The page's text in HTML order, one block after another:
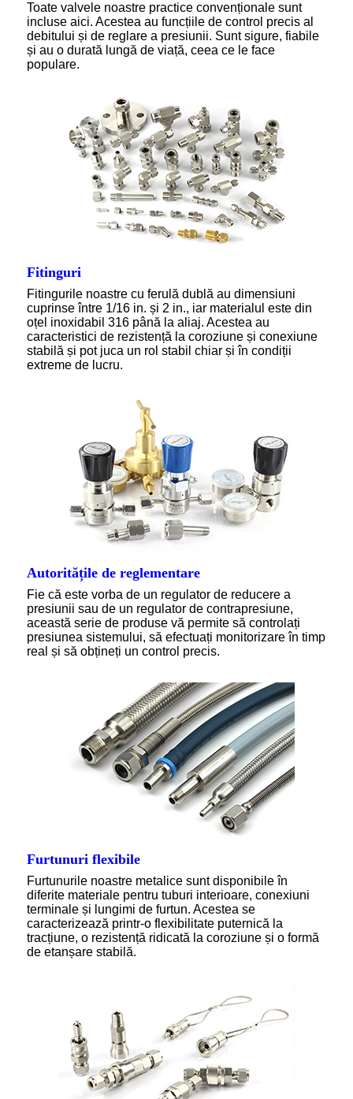
Toate valvele noastre practice convenționale sunt
incluse aici. Acestea au funcțiile de control precis al
debitului și de reglare a presiunii. Sunt sigure, fiabile
și au o durată lungă de viață, ceea ce le face
populare.
Fitinguri
Fitingurile noastre cu ferulă dublă au dimensiuni
cuprinse între 1/16 in. și 2 in., iar materialul este din
oțel inoxidabil 316 până la aliaj. Acestea au
caracteristici de rezistență la coroziune și conexiune
stabilă și pot juca un rol stabil chiar și în condiții
extreme de lucru.
Autoritățile de reglementare
Fie că este vorba de un regulator de reducere a
presiunii sau de un regulator de contrapresiune,
această serie de produse vă permite să controlați
presiunea sistemului, să efectuați monitorizare în timp
real și să obțineți un control precis.
Furtunuri flexibile
Furtunurile noastre metalice sunt disponibile în
diferite materiale pentru tuburi interioare, conexiuni
terminale și lungimi de furtun. Acestea se
caracterizează printr-o flexibilitate puternică la
tracțiune, o rezistență ridicată la coroziune și o formă
de etanșare stabilă.